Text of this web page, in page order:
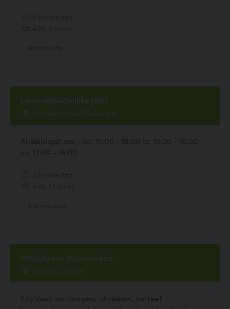
Lemmikkieläinliike Jälki
Pohjolankatu 4-6, Rovaniemi
Aukioloajat ma - pe: 10:00 - 18:00 la: 10:00 - 16:00
su: 12:00 - 16:00
Pitkäjärven Eläinklinikka
Kiillekuja 1, Mikkeli
Käytössä on röntgen, ultraääni, laitteet